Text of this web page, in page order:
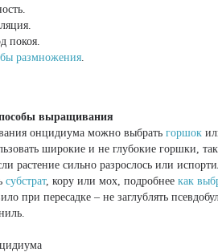
покоя.
размножения.
выращивания
онцидиума можно выбрать горшок
широкие и не глубокие горшки, так
растение сильно разрослось или
субстрат, кору или мох, подробнее как
при пересадке – не заглублять